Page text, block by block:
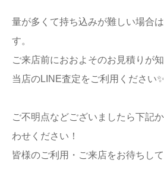
量が多くて持ち込みが難しい場合
す。
ご来店前におおよそのお見積りが
当店のLINE査定をご利用ください✨
ご不明点などございましたら下記
わせください！
皆様のご利用・ご来店をお待ちし